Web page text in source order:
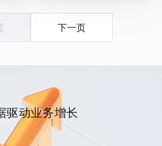
下一页
驱动业务增长